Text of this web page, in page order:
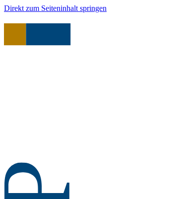
Direkt zum Seiteninhalt springen